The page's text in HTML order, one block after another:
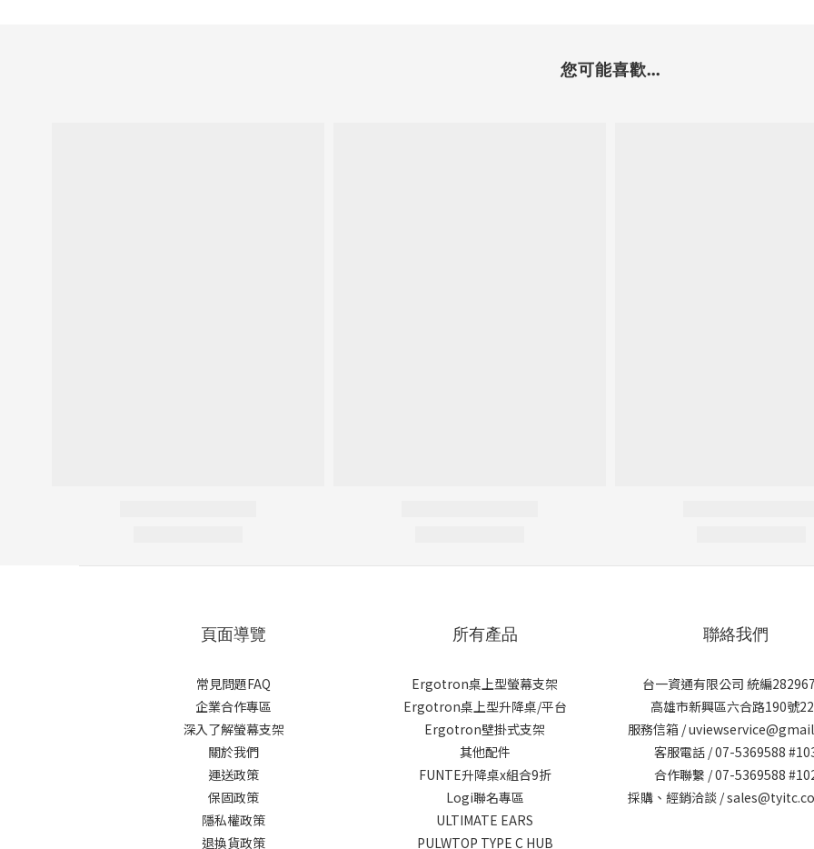
您可能喜歡...
頁面導覽
常見問題FAQ
企業合作專區
深入了解螢幕支架
關於我們
運送政策
保固政策
隱私權政策
退換貨政策
所有產品
Ergotron桌上型螢幕支架
Ergotron桌上型升降桌/平台
Ergotron壁掛式支架
其他配件
FUNTE升降桌x組合9折
Logi聯名專區
ULTIMATE EARS
PULWTOP TYPE C HUB
聯絡我們
台一資通有限公司 統編
高雄市新興區六合路190號
服務信箱 /
客服電話 / 07-5369588
合作聯繫 / 07-5369588
採購、經銷洽談 /